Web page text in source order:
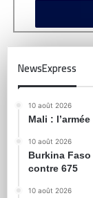
NewsExpress
10 août 2026
Mali :
10 août 2026
Burkina
contre 675
10 août 2026